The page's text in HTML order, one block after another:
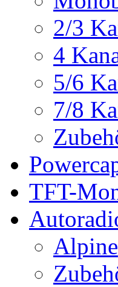
2/3
4
5/6
7/8
TFT-
Alpine